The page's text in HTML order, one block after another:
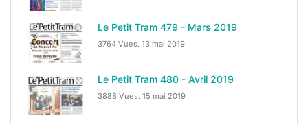
Le Petit Tram 479 - Mars 2019
3764 Vues. 13 mai 2019
Le Petit Tram 480 - Avril 2019
3888 Vues. 15 mai 2019